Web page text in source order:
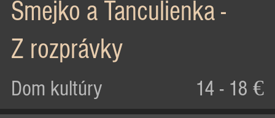
Smejko a Tanculienka -
Z rozprávky
Dom kultúry 14 - 18 €